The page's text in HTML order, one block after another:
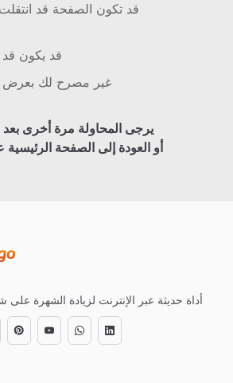
قد تكون الصفحة قد
قد يكون
غير مصرح لك بعرض
يرجى المحاولة مرة أخرى
أو العودة إلى الصفحة
أداة حديثة عبر الإنترنت لزيادة الشهرة